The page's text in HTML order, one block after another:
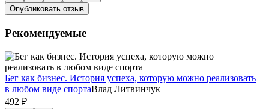
Опубликовать отзыв
Рекомендуемые
Бег как бизнес. История успеха, которую можно реализовать
в любом виде спортаВлад Литвинчук
492 ₽